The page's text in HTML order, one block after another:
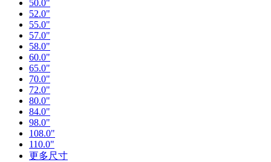
50.0"
52.0"
55.0"
57.0"
58.0"
60.0"
65.0"
70.0"
72.0"
80.0"
84.0"
98.0"
108.0"
110.0"
更多尺寸